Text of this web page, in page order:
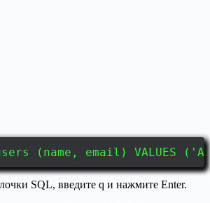
users (name, email) VALUES
SQL, введите q и нажмите Enter.